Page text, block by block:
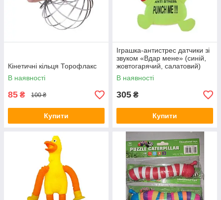
Кінетичні кільця Торофлакс
В наявності
85 ₴ 100 ₴
Купити
Іграшка-антистрес датчики зі
звуком «Вдар мене» (синій,
жовтогарячий, салатовий)
В наявності
305 ₴
Купити